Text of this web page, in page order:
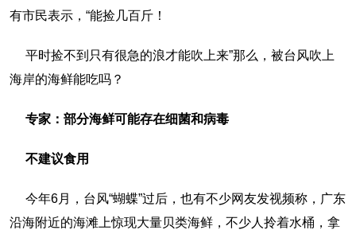
有市民表示，“能捡几百斤！
平时捡不到只有很急的浪才能吹上来”那么，被台风吹上
海岸的海鲜能吃吗？
专家：部分海鲜可能存在细菌和病毒
不建议食用
今年6月，台风“蝴蝶”过后，也有不少网友发视频称，广东
沿海附近的海滩上惊现大量贝类海鲜，不少人拎着水桶，拿